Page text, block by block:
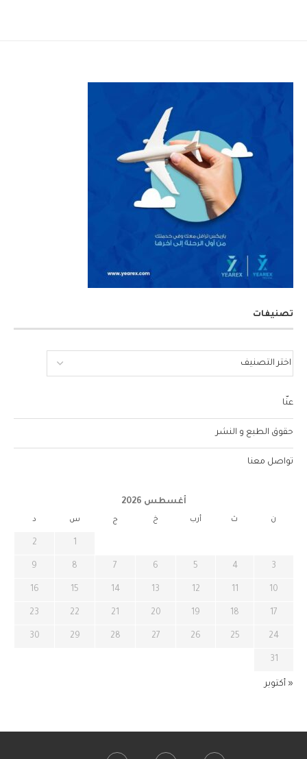
تصنيفات
عنّا
حقوق الطبع و النشر
تواصل معنا
أغسطس 2026
ن ث أرب خ ج س د
1
2
3
4
5
6
7
8
9
10
11
12
13
14
15
16
17
18
19
20
21
22
23
24
25
26
27
28
29
30
31
« أكتوبر